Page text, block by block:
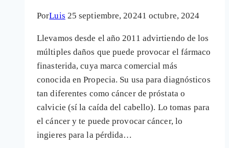
Europa
PorLuis 25 septiembre, 20241 octubre, 2024
Llevamos desde el año 2011 advirtiendo de los
múltiples daños que puede provocar el fármaco
finasterida, cuya marca comercial más
conocida en Propecia. Su usa para diagnósticos
tan diferentes como cáncer de próstata o
calvicie (sí la caída del cabello). Lo tomas para
el cáncer y te puede provocar cáncer, lo
ingieres para la pérdida…